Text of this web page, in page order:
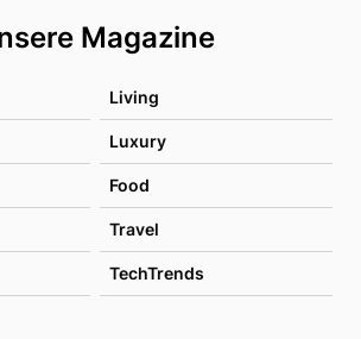
Magazine
Living
Luxury
Food
Travel
TechTrends